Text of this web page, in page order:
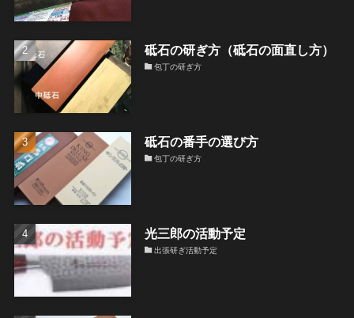
砥石の研ぎ方（砥石の面直し方）
包丁の研ぎ方
砥石の番手の選び方
包丁の研ぎ方
光三郎の活動予定
出張研ぎ活動予定